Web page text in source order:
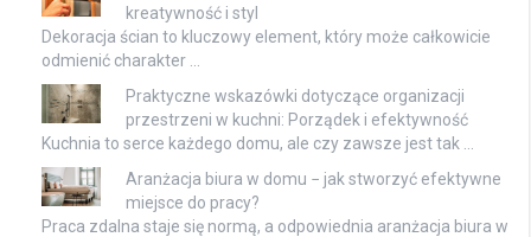
kreatywność i styl
Dekoracja ścian to kluczowy element, który może całkowicie
odmienić charakter …
Praktyczne wskazówki dotyczące organizacji
przestrzeni w kuchni: Porządek i efektywność
Kuchnia to serce każdego domu, ale czy zawsze jest tak …
Aranżacja biura w domu − jak stworzyć efektywne
miejsce do pracy?
Praca zdalna staje się normą, a odpowiednia aranżacja biura w